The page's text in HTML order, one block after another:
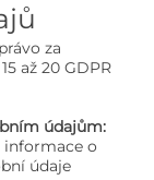
za
až 20 GDPR
údajům:
informace o
údaje